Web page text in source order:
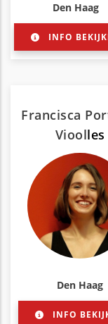
Den Haag
INFO
Francisca
Vioolles
Den Haag
INFO